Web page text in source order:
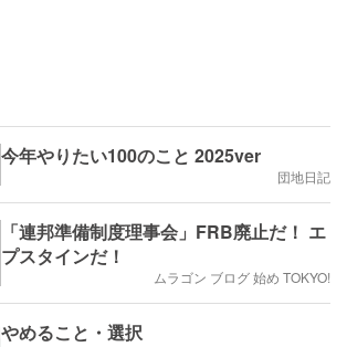
今年やりたい100のこと 2025ver
団地日記
「連邦準備制度理事会」FRB廃止だ！ エ
プスタインだ！
ムラゴン ブログ 始め TOKYO!
やめること・選択